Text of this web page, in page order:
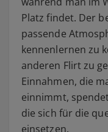
Platz findet. Der
passende
kennenlernen zu
anderen Flirt zu
Einnahmen, die
einnimmt,
die sich für die
einsetzen.